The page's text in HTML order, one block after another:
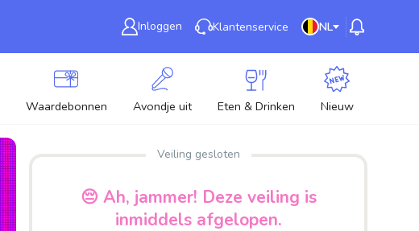
Inloggen Klantenservice NL
Waardebonnen Avondje uit Eten & Drinken Nieuw
Veiling gesloten
😔 Ah, jammer! Deze veiling is
inmiddels afgelopen.